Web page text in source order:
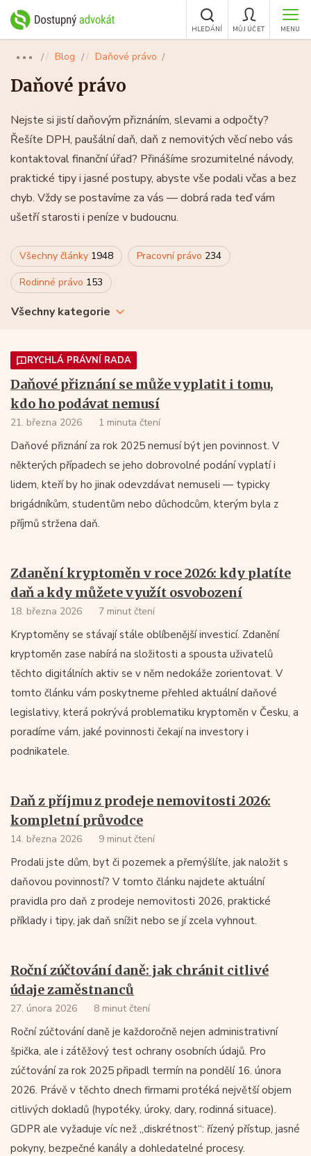
MENU
MŮJ ÚČET
HLEDÁNÍ
●●● Blog Daňové právo
Daňové právo
Nejste si jistí daňovým přiznáním, slevami a odpočty?
Řešíte DPH, paušální daň, daň z nemovitých věcí nebo vás
kontaktoval finanční úřad? Přinášíme srozumitelné návody,
praktické tipy i jasné postupy, abyste vše podali včas a bez
chyb. Vždy se postavíme za vás — dobrá rada teď vám
ušetří starosti i peníze v budoucnu.
Všechny články 1948 Pracovní právo 234
Rodinné právo 153
Všechny kategorie
RYCHLÁ PRÁVNÍ RADA
Daňové přiznání se může vyplatit i tomu,
kdo ho podávat nemusí
21. března 2026 1 minuta čtení
Daňové přiznání za rok 2025 nemusí být jen povinnost. V
některých případech se jeho dobrovolné podání vyplatí i
lidem, kteří by ho jinak odevzdávat nemuseli — typicky
brigádníkům, studentům nebo důchodcům, kterým byla z
příjmů stržena daň.
Zdanění kryptoměn v roce 2026: kdy platíte
daň a kdy můžete využít osvobození
18. března 2026 7 minut čtení
Kryptoměny se stávají stále oblíbenější investicí. Zdanění
kryptoměn zase nabírá na složitosti a spousta uživatelů
těchto digitálních aktiv se v něm nedokáže zorientovat. V
tomto článku vám poskytneme přehled aktuální daňové
legislativy, která pokrývá problematiku kryptoměn v Česku, a
poradíme vám, jaké povinnosti čekají na investory i
podnikatele.
Daň z příjmu z prodeje nemovitosti 2026:
kompletní průvodce
14. března 2026 9 minut čtení
Prodali jste dům, byt či pozemek a přemýšlíte, jak naložit s
daňovou povinností? V tomto článku najdete aktuální
pravidla pro daň z prodeje nemovitosti 2026, praktické
příklady i tipy, jak daň snížit nebo se jí zcela vyhnout.
Roční zúčtování daně: jak chránit citlivé
údaje zaměstnanců
27. února 2026 8 minut čtení
Roční zúčtování daně je každoročně nejen administrativní
špička, ale i zátěžový test ochrany osobních údajů. Pro
zúčtování za rok 2025 připadl termín na pondělí 16. února
2026. Právě v těchto dnech firmami protéká největší objem
citlivých dokladů (hypotéky, úroky, dary, rodinná situace).
GDPR ale vyžaduje víc než „diskrétnost“: řízený přístup, jasné
pokyny, bezpečné kanály a dohledatelné procesy.